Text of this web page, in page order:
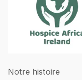
Notre histoire